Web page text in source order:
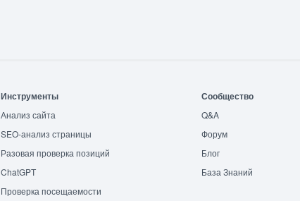
Инструменты
Анализ сайта
SEO-анализ страницы
Разовая проверка позиций
ChatGPT
Проверка посещаемости
Сообщество
Q&A
Форум
Блог
База Знаний